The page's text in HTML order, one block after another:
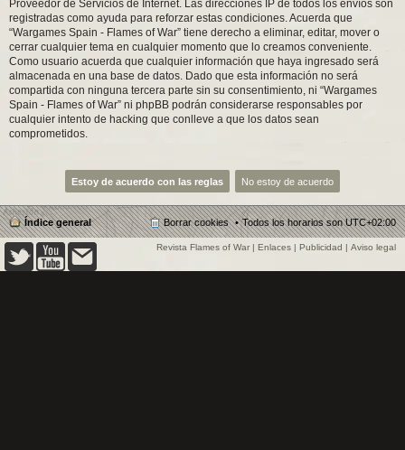
Proveedor de Servicios de Internet. Las direcciones IP de todos los envíos son
registradas como ayuda para reforzar estas condiciones. Acuerda que
“Wargames Spain - Flames of War” tiene derecho a eliminar, editar, mover o
cerrar cualquier tema en cualquier momento que lo creamos conveniente.
Como usuario acuerda que cualquier información que haya ingresado será
almacenada en una base de datos. Dado que esta información no será
compartida con ninguna tercera parte sin su consentimiento, ni “Wargames
Spain - Flames of War” ni phpBB podrán considerarse responsables por
cualquier intento de hacking que conlleve a que los datos sean
comprometidos.
Índice general Todos los horarios sonUTC+02:00
Borrar cookies
Revista Flames of War | Enlaces | Publicidad | Aviso legal